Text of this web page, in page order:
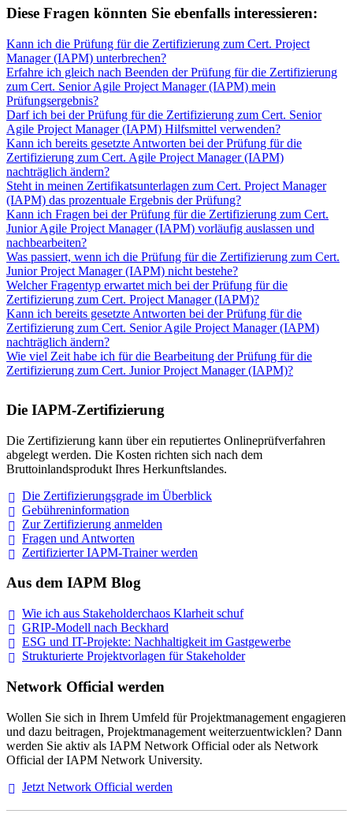
Diese Fragen könnten Sie ebenfalls interessieren:
Kann ich die Prüfung für die Zertifizierung zum Cert. Project
Manager (IAPM) unterbrechen?
Erfahre ich gleich nach Beenden der Prüfung für die Zertifizierung
zum Cert. Senior Agile Project Manager (IAPM) mein
Prüfungsergebnis?
Darf ich bei der Prüfung für die Zertifizierung zum Cert. Senior
Agile Project Manager (IAPM) Hilfsmittel verwenden?
Kann ich bereits gesetzte Antworten bei der Prüfung für die
Zertifizierung zum Cert. Agile Project Manager (IAPM)
nachträglich ändern?
Steht in meinen Zertifikatsunterlagen zum Cert. Project Manager
(IAPM) das prozentuale Ergebnis der Prüfung?
Kann ich Fragen bei der Prüfung für die Zertifizierung zum Cert.
Junior Agile Project Manager (IAPM) vorläufig auslassen und
nachbearbeiten?
Was passiert, wenn ich die Prüfung für die Zertifizierung zum Cert.
Junior Project Manager (IAPM) nicht bestehe?
Welcher Fragentyp erwartet mich bei der Prüfung für die
Zertifizierung zum Cert. Project Manager (IAPM)?
Kann ich bereits gesetzte Antworten bei der Prüfung für die
Zertifizierung zum Cert. Senior Agile Project Manager (IAPM)
nachträglich ändern?
Wie viel Zeit habe ich für die Bearbeitung der Prüfung für die
Zertifizierung zum Cert. Junior Project Manager (IAPM)?
Die IAPM-Zertifizierung
Die Zertifizierung kann über ein reputiertes Onlineprüfverfahren
abgelegt werden. Die Kosten richten sich nach dem
Bruttoinlandsprodukt Ihres Herkunftslandes.
Die Zertifizierungsgrade im Überblick
Gebühreninformation
Zur Zertifizierung anmelden
Fragen und Antworten
Zertifizierter IAPM-Trainerwerden
Aus dem IAPM Blog
Wie ich aus Stakeholderchaos Klarheit schuf
GRIP-Modell nach Beckhard
ESG und IT-Projekte: Nachhaltigkeit im Gastgewerbe
Strukturierte Projektvorlagen für Stakeholder
Network Official werden
Wollen Sie sich in Ihrem Umfeld für Projektmanagement engagieren
und dazu beitragen, Projektmanagement weiterzuentwicklen? Dann
werden Sie aktiv als IAPM Network Official oder als Network
Official der IAPM Network University.
Jetzt Network Official werden